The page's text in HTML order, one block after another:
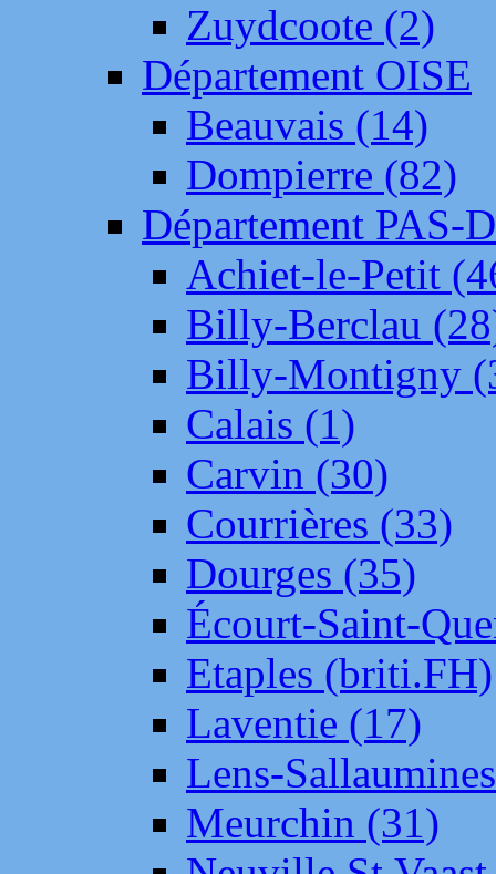
Zuydcoote (2)
Département OISE
Beauvais (14)
Dompierre (82)
Département PAS-
Achiet-le-Petit
Billy-Berclau
Billy-Montigny
Calais (1)
Carvin (30)
Courrières (33)
Dourges (35)
Écourt-Saint-
Etaples (briti.FH)
Laventie (17)
Lens-
Meurchin (31)